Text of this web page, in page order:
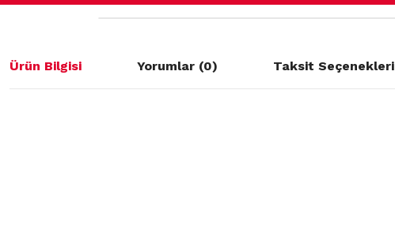
Ürün Bilgisi Yorumlar (0) Taksit Seçenekleri